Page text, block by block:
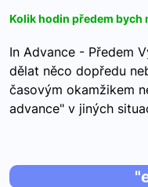
Kolik hodin předem bych
In Advance - Předem
dělat něco dopředu
časovým okamžikem
advance" v jiných